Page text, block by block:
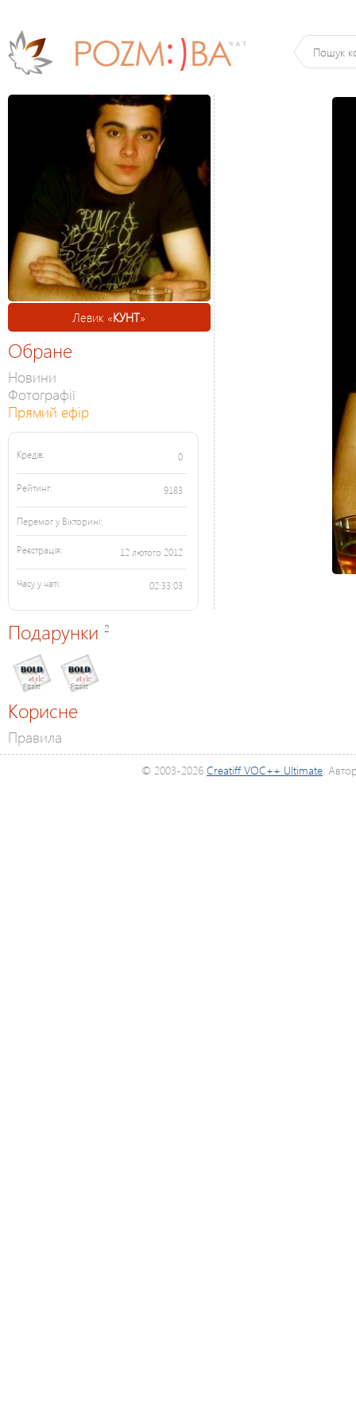
Левик «КУНТ»
Обране
Новини
Фотографії
Прямий ефір
Кредів: 0
Рейтинг: 9183
Перемог у Вікторині:
Реєстрація: 12 лютого 2012
Часу у чаті: 02:33:03
Подарунки 2
Корисне
Правила
© 2003-2026 Creatiff VOC++ Ultimate.